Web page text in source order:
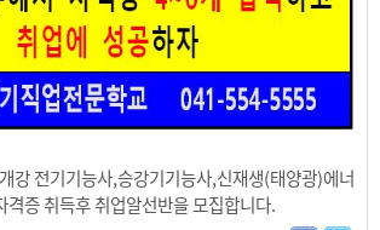
강 전기기능사,승강기기능사,신재생(태양광)에너
격증 취득후 취업알선반을 모집합니다.